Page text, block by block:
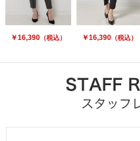
￥16,390（税込） ￥16,390（税込）